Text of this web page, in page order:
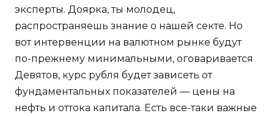
эксперты. Доярка, ты молодец,
распространяешь знание о нашей секте. Но
вот интервенции на валютном рынке будут
по-прежнему минимальными, оговаривается
Девятов, курс рубля будет зависеть от
фундаментальных показателей — цены на
нефть и оттока капитала. Есть все-таки важные